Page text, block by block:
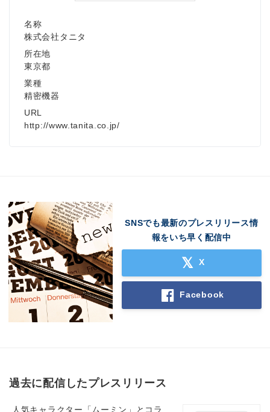
名称
株式会社タニタ
所在地
東京都
業種
精密機器
URL
http://www.tanita.co.jp/
SNSでも最新のプレスリリース情
報をいち早く配信中
X
Facebook
過去に配信したプレスリリース
人気キャラクター「ムーミン」とコラ